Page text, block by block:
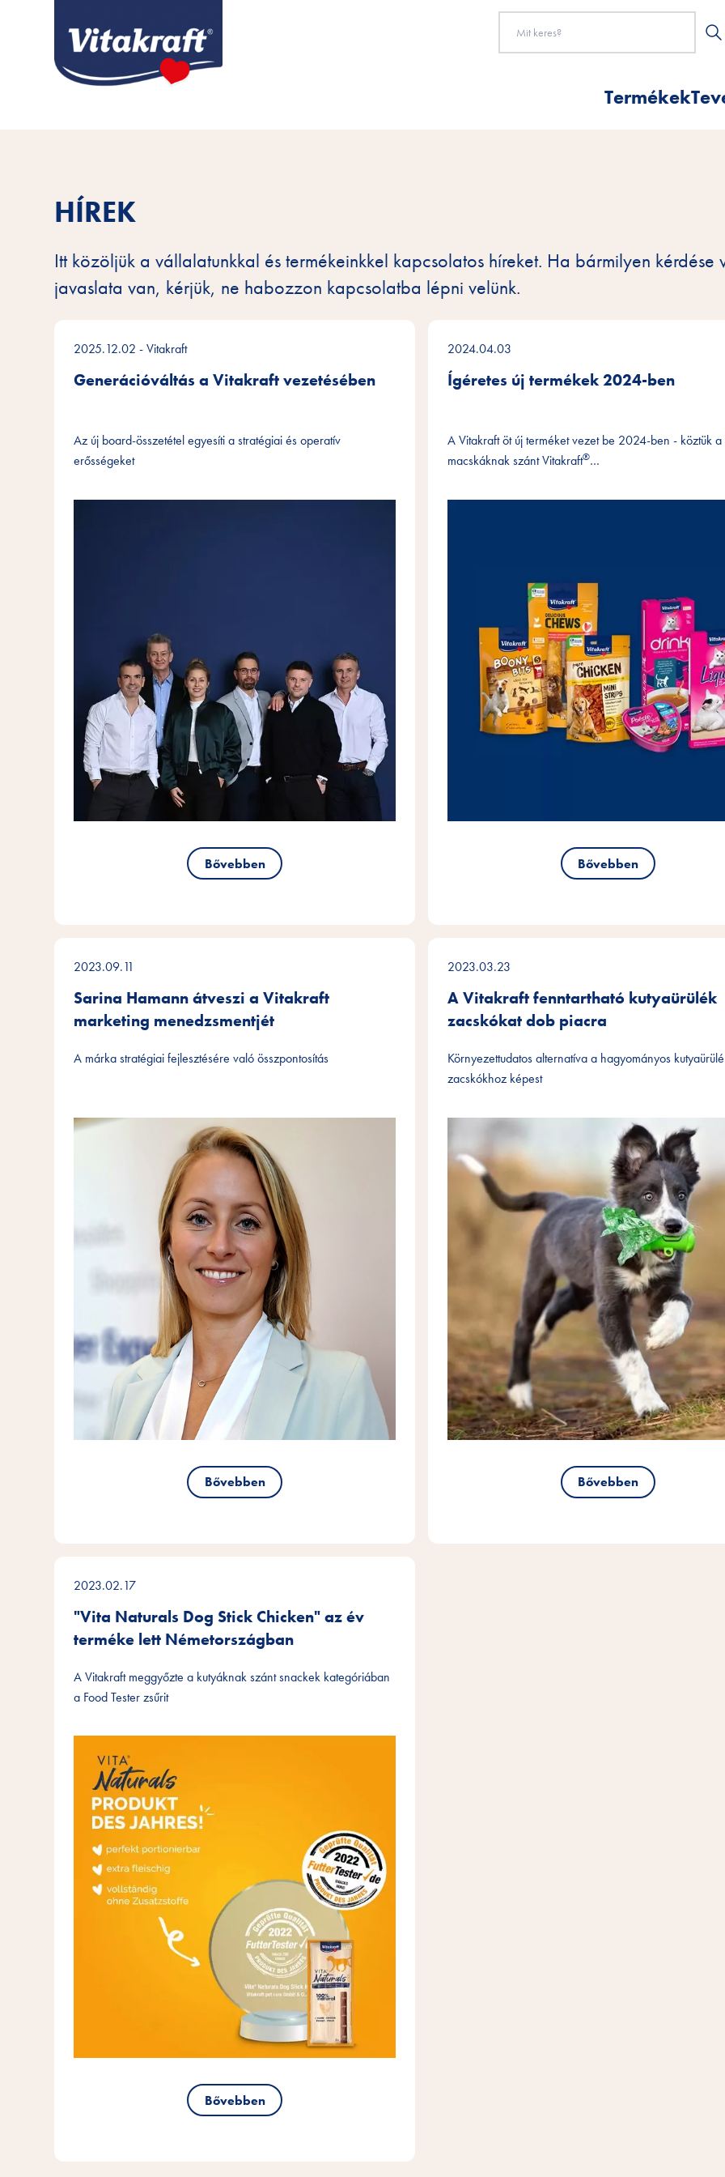
Termékek
HÍREK
Itt közöljük a vállalatunkkal és termékeinkkel kapcsolatos híreket. Ha bármilyen kérdése
javaslata van, kérjük, ne habozzon kapcsolatba lépni velünk.
2025.12.02- Vitakraft
Generációváltás a Vitakraft vezetésében
Az új board-összetétel egyesíti a stratégiai és operatív
erősségeket
Bővebben
2024.04.03
Ígéretes új termékek 2024-ben
A Vitakraft öt új terméket vezet be 2024-ben - köztük a
macskáknak szánt Vitakraft®…
Bővebben
2023.09.11
Sarina Hamann átveszi a Vitakraft
marketing menedzsmentjét
A márka stratégiai fejlesztésére való összpontosítás
Bővebben
2023.03.23
A Vitakraft fenntartható kutyaürülék
zacskókat dob piacra
Környezettudatos alternatíva a hagyományos
zacskókhoz képest
Bővebben
2023.02.17
"Vita Naturals Dog Stick Chicken" az év
terméke lett Németországban
A Vitakraft meggyőzte a kutyáknak szánt snackek kategóriában
a Food Tester zsűrit
Bővebben